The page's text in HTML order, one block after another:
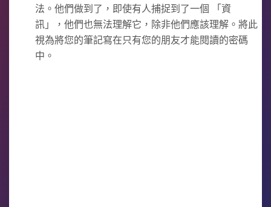
法。他們做到了，即使有人捕捉到了一個 「資
訊」，他們也無法理解它，除非他們應該理解。將此
視為將您的筆記寫在只有您的朋友才能閱讀的密碼
中。